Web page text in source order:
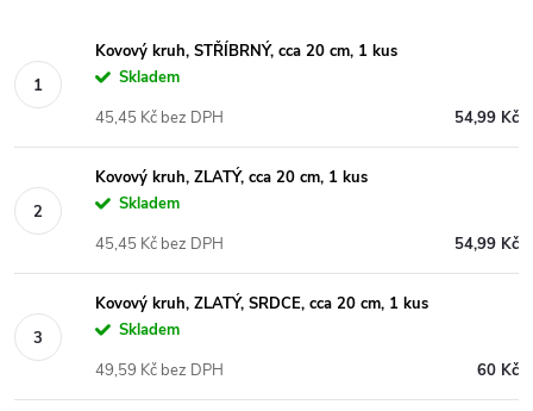
Kovový kruh, STŘÍBRNÝ, cca 20 cm, 1 kus
Skladem
54,99 Kč
45,45 Kč bez DPH
Kovový kruh, ZLATÝ, cca 20 cm, 1 kus
Skladem
54,99 Kč
45,45 Kč bez DPH
Kovový kruh, ZLATÝ, SRDCE, cca 20 cm, 1 kus
Skladem
60 Kč
49,59 Kč bez DPH